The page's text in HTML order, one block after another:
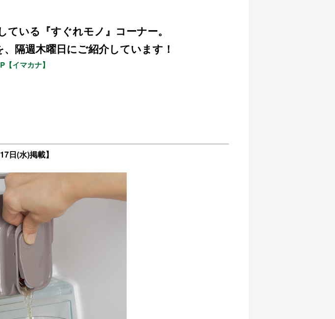
いる『すぐれモノ』コーナー。
隔週木曜日にご紹介しています！
【イマカナ】
日(水)掲載】